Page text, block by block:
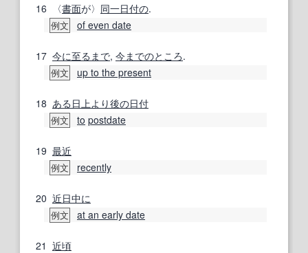
16 〈書面が〉 同一日付の.
例文 of even date
17 今に至るまで, 今までのところ.
例文 up to the present
18 ある日 上より後の日付
例文 to postdate
19 最近
例文 recently
20 近日中に
例文 at an early date
21 近頃